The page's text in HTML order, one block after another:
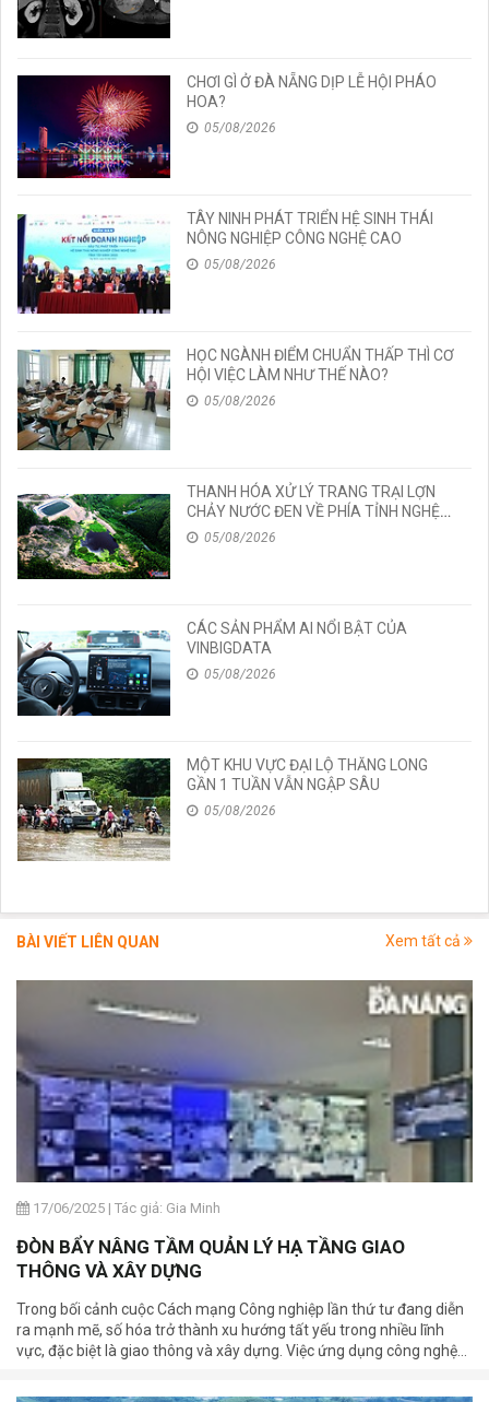
CHƠI GÌ Ở ĐÀ NẴNG DỊP LỄ HỘI PHÁO
HOA?
05/08/2026
TÂY NINH PHÁT TRIỂN HỆ SINH THÁI
NÔNG NGHIỆP CÔNG NGHỆ CAO
05/08/2026
HỌC NGÀNH ĐIỂM CHUẨN THẤP THÌ CƠ
HỘI VIỆC LÀM NHƯ THẾ NÀO?
05/08/2026
THANH HÓA XỬ LÝ TRANG TRẠI LỢN
CHẢY NƯỚC ĐEN VỀ PHÍA TỈNH NGHỆ
AN05/08/2026
CÁC SẢN PHẨM AI NỔI BẬT CỦA
VINBIGDATA
05/08/2026
MỘT KHU VỰC ĐẠI LỘ THĂNG LONG
GẦN 1 TUẦN VẪN NGẬP SÂU
05/08/2026
BÀI VIẾT LIÊN QUAN Xem tất cả
17/06/2025 | Tác giả: Gia Minh
ĐÒN BẨY NÂNG TẦM QUẢN LÝ HẠ TẦNG GIAO
THÔNG VÀ XÂY DỰNG
Trong bối cảnh cuộc Cách mạng Công nghiệp lần thứ tư đang diễn
ra mạnh mẽ, số hóa trở thành xu hướng tất yếu trong nhiều lĩnh
vực, đặc biệt là giao thông và xây dựng. Việc ứng dụng công nghệ